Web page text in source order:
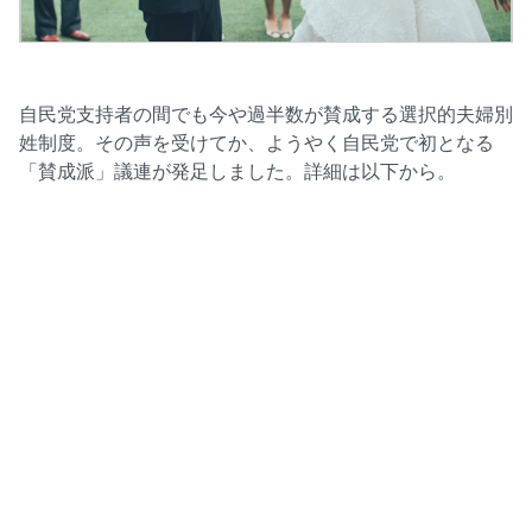
自民党支持者の間でも今や過半数が賛成する選択的夫婦別
姓制度。その声を受けてか、ようやく自民党で初となる
「賛成派」議連が発足しました。詳細は以下から。